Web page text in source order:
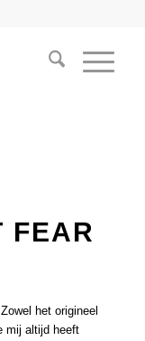
FEAR
het origineel
mij altijd heeft